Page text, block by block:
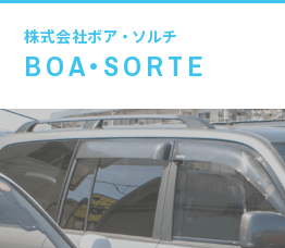
株式会社ボア・ソルチ
BOA•SORTE